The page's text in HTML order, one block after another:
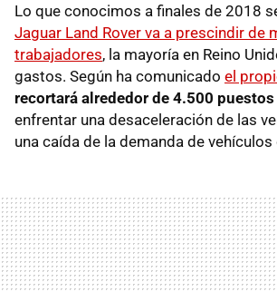
Lo que conocimos a finales de 2018
Jaguar Land Rover va a prescindir de
trabajadores, la mayoría en Reino
gastos. Según ha comunicado el
recortará alrededor de 4.500
enfrentar una desaceleración de las
una caída de la demanda de vehículos